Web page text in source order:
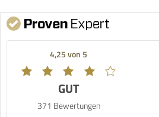
4,25 von 5
GUT
371 Bewertungen